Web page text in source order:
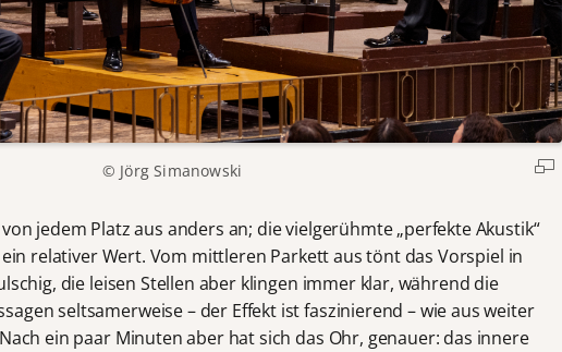
© Jörg Simanowski
jedem Platz aus anders an; die vielgerühmte „perfekte Akustik“
relativer Wert. Vom mittleren Parkett aus tönt das Vorspiel in
die leisen Stellen aber klingen immer klar, während die
seltsamerweise – der Effekt ist faszinierend – wie aus weiter
ein paar Minuten aber hat sich das Ohr, genauer: das innere